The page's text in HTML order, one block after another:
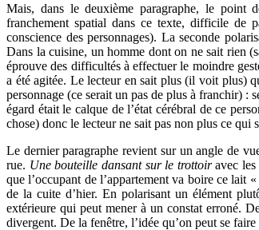
Mais, dans le deuxième paragraphe, le point
franchement spatial dans ce texte, difficile de
conscience des personnages). La seconde
Dans la cuisine, un homme dont on ne sait rien
éprouve des difficultés à effectuer le moindre
a été agitée. Le lecteur en sait plus (il voit plus)
personnage (ce serait un pas de plus à franchir) :
égard était le calque de l’état cérébral de ce
chose) donc le lecteur ne sait pas non plus ce qui
Le dernier paragraphe revient sur un angle de
rue. Une bouteille dansant sur le trottoiravec les
que l’occupant de l’appartement va boire ce lait «
de la cuite d’hier. En polarisant un élément
extérieure qui peut mener à un constat erroné.
divergent. De la fenêtre, l’idée qu’on peut se